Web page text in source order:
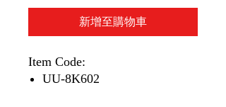
新增至購物車
Item Code:
UU-8K602